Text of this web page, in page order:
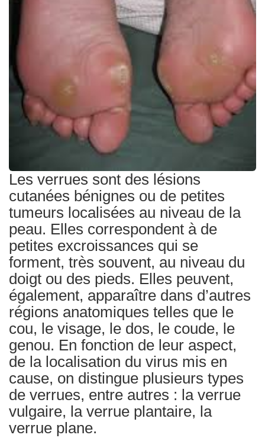
Les verrues sont des lésions
cutanées bénignes ou de petites
tumeurs localisées au niveau de la
peau. Elles correspondent à de
petites excroissances qui se
forment, très souvent, au niveau du
doigt ou des pieds. Elles peuvent,
également, apparaître dans d’autres
régions anatomiques telles que le
cou, le visage, le dos, le coude, le
genou. En fonction de leur aspect,
de la localisation du virus mis en
cause, on distingue plusieurs types
de verrues, entre autres : la verrue
vulgaire, la verrue plantaire, la
verrue plane.